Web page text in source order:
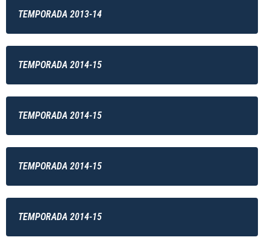
TEMPORADA 2013-14
TEMPORADA 2014-15
TEMPORADA 2014-15
TEMPORADA 2014-15
TEMPORADA 2014-15